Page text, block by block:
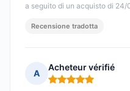
a seguito di un acquisto di 24/
Recensione tradotta
A
Acheteur vérifié
Nota: 5 su 5